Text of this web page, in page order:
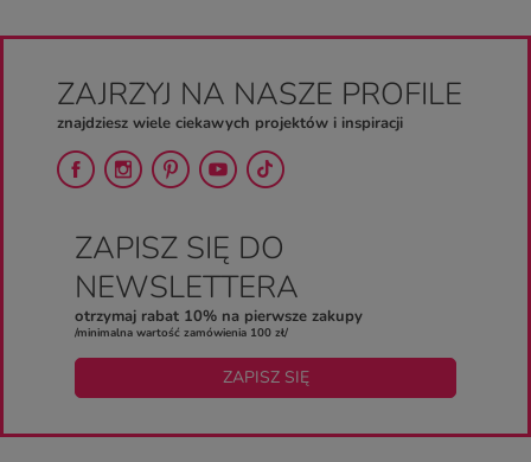
ZAJRZYJ NA NASZE PROFILE
znajdziesz wiele ciekawych projektów i inspiracji
ZAPISZ SIĘ DO
NEWSLETTERA
otrzymaj rabat 10% na pierwsze zakupy
/minimalna wartość zamówienia 100 zł/
ZAPISZ SIĘ